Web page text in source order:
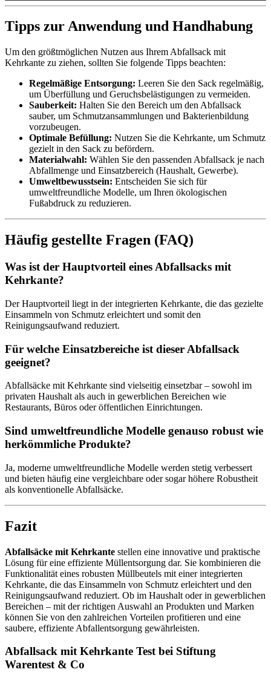
Tipps zur Anwendung und Handhabung
Um den größtmöglichen Nutzen aus Ihrem Abfallsack mit
Kehrkante zu ziehen, sollten Sie folgende Tipps beachten:
Regelmäßige Entsorgung: Leeren Sie den Sack regelmäßig,
um Überfüllung und Geruchsbelästigungen zu vermeiden.
Sauberkeit: Halten Sie den Bereich um den Abfallsack
sauber, um Schmutzansammlungen und Bakterienbildung
vorzubeugen.
Optimale Befüllung: Nutzen Sie die Kehrkante, um Schmutz
gezielt in den Sack zu befördern.
Materialwahl: Wählen Sie den passenden Abfallsack je nach
Abfallmenge und Einsatzbereich (Haushalt, Gewerbe).
Umweltbewusstsein: Entscheiden Sie sich für
umweltfreundliche Modelle, um Ihren ökologischen
Fußabdruck zu reduzieren.
Häufig gestellte Fragen (FAQ)
Was ist der Hauptvorteil eines Abfallsacks mit
Kehrkante?
Der Hauptvorteil liegt in der integrierten Kehrkante, die das gezielte
Einsammeln von Schmutz erleichtert und somit den
Reinigungsaufwand reduziert.
Für welche Einsatzbereiche ist dieser Abfallsack
geeignet?
Abfallsäcke mit Kehrkante sind vielseitig einsetzbar – sowohl im
privaten Haushalt als auch in gewerblichen Bereichen wie
Restaurants, Büros oder öffentlichen Einrichtungen.
Sind umweltfreundliche Modelle genauso robust wie
herkömmliche Produkte?
Ja, moderne umweltfreundliche Modelle werden stetig verbessert
und bieten häufig eine vergleichbare oder sogar höhere Robustheit
als konventionelle Abfallsäcke.
Fazit
Abfallsäcke mit Kehrkante stellen eine innovative und praktische
Lösung für eine effiziente Müllentsorgung dar. Sie kombinieren die
Funktionalität eines robusten Müllbeutels mit einer integrierten
Kehrkante, die das Einsammeln von Schmutz erleichtert und den
Reinigungsaufwand reduziert. Ob im Haushalt oder in gewerblichen
Bereichen – mit der richtigen Auswahl an Produkten und Marken
können Sie von den zahlreichen Vorteilen profitieren und eine
saubere, effiziente Abfallentsorgung gewährleisten.
Abfallsack mit Kehrkante Test bei Stiftung
Warentest & Co